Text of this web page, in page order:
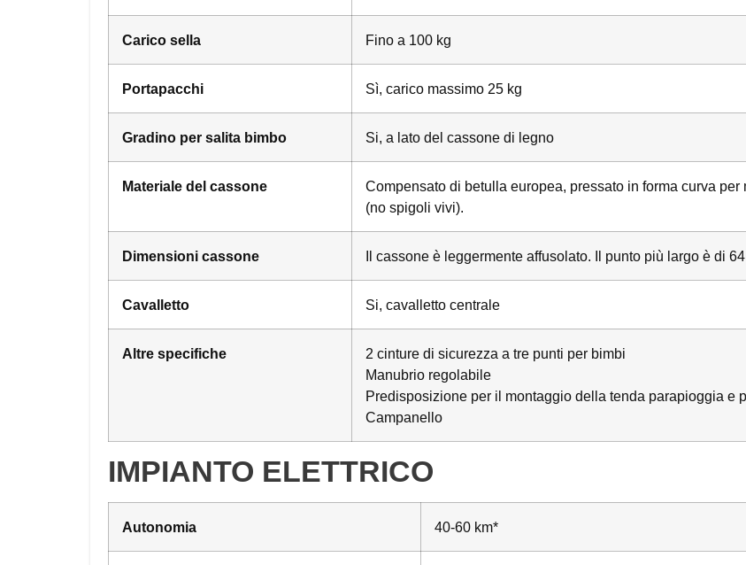
Carico sella Fino a 100 kg
Portapacchi Sì, carico massimo 25 kg
Gradino per salita bimbo Si, a lato del cassone di legno
Materiale del cassone
Compensato di betulla europea, pressato in forma curva
(no spigoli vivi).
Dimensioni cassone Il cassone è leggermente affusolato. Il punto più largo è di
Cavalletto Si, cavalletto centrale
Altre specifiche
2 cinture di sicurezza a tre punti per bimbi
Manubrio regolabile
Predisposizione per il montaggio della tenda parapioggia e
Campanello
IMPIANTO ELETTRICO
Autonomia 40-60 km*